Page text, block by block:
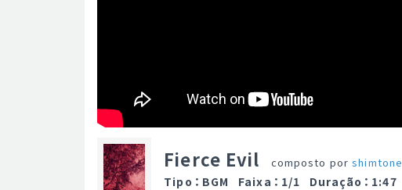
Fierce Evil composto porshimtone
Tipo ： BGM Faixa ： 1/1 Duração ： 1:47